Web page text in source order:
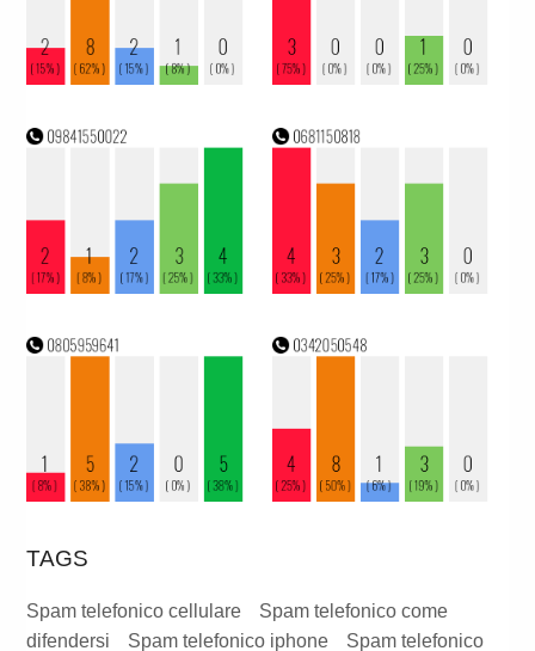
TAGS
Spam telefonico cellulare
Spam telefonico come
difendersi
Spam telefonico iphone Spam telefonico